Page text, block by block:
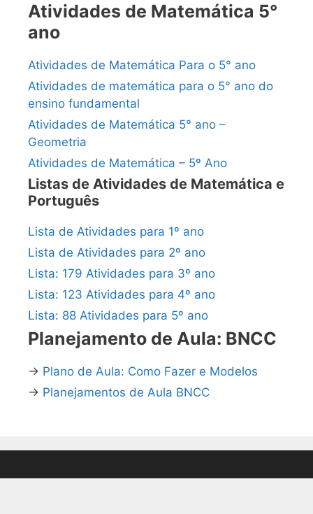
Atividades de Matemática 5°
ano
Atividades de Matemática Para o 5° ano
Atividades de matemática para o 5° ano do
ensino fundamental
Atividades de Matemática 5° ano –
Geometria
Atividades de Matemática – 5º Ano
Listas de Atividades de Matemática e
Português
Lista de Atividades para 1º ano
Lista de Atividades para 2º ano
Lista: 179 Atividades para 3º ano
Lista: 123 Atividades para 4º ano
Lista: 88 Atividades para 5º ano
Planejamento de Aula: BNCC
→ Plano de Aula: Como Fazer e Modelos
→ Planejamentos de Aula BNCC